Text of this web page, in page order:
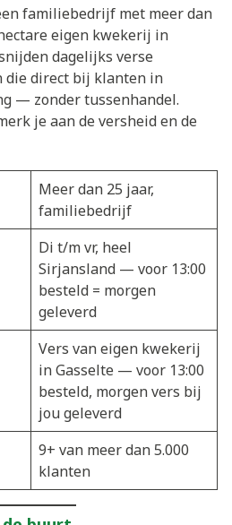
familiebedrijf met meer dan
eigen kwekerij in
dagelijks verse
die direct bij klanten in
— zonder tussenhandel.
je aan de versheid en de
Meer dan 25 jaar,
familiebedrijf
Di t/m vr, heel
Sirjansland — voor 13:00
besteld = morgen
geleverd
Vers van eigen kwekerij
in Gasselte — voor 13:00
besteld, morgen vers bij
jou geleverd
9+ van meer dan 5.000
klanten